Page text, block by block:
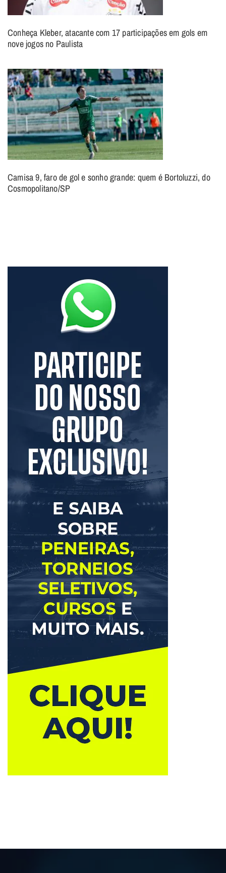
Conheça Kleber, atacante com 17 participações em gols em
nove jogos no Paulista
Camisa 9, faro de gol e sonho grande: quem é Bortoluzzi, do
Cosmopolitano/SP